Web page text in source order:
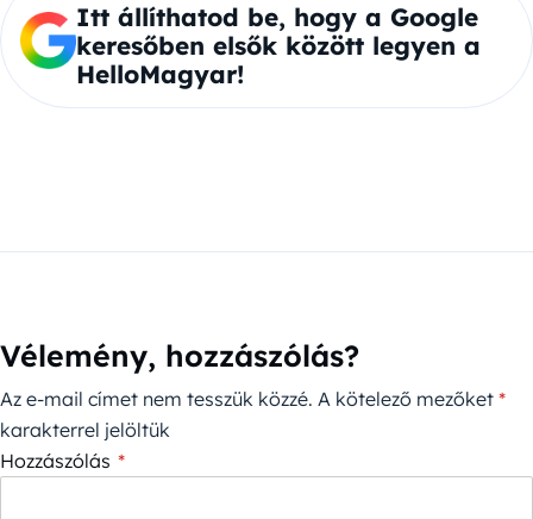
Itt állíthatod be, hogy a Google
keresőben elsők között legyen a
HelloMagyar!
Vélemény, hozzászólás?
Az e-mail címet nem tesszük közzé. A kötelező mezőket *
karakterrel jelöltük
Hozzászólás *